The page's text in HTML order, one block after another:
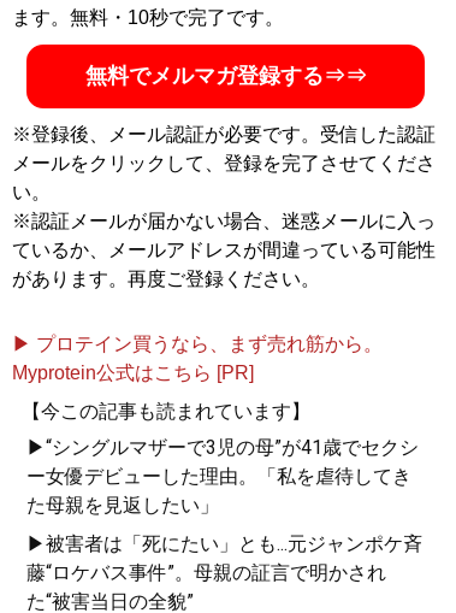
ます。無料・10秒で完了です。
無料でメルマガ登録する⇒⇒
※登録後、メール認証が必要です。受信した認証
メールをクリックして、登録を完了させてくださ
い。
※認証メールが届かない場合、迷惑メールに入っ
ているか、メールアドレスが間違っている可能性
があります。再度ご登録ください。
▶ プロテイン買うなら、まず売れ筋から。
Myprotein公式はこちら [PR]
【今この記事も読まれています】
▶“シングルマザーで3児の母”が41歳でセクシ
ー女優デビューした理由。「私を虐待してき
た母親を見返したい」
▶被害者は「死にたい」とも...元ジャンポケ斉
藤“ロケバス事件”。母親の証言で明かされ
た“被害当日の全貌”